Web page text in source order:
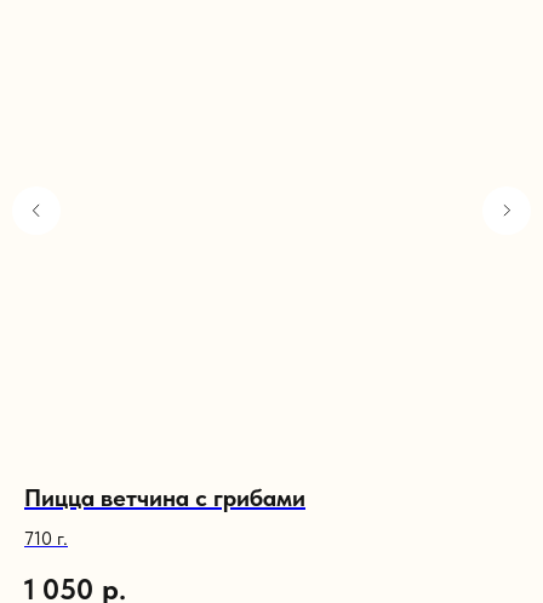
Пицца ветчина с грибами
710 г.
1 050 р.